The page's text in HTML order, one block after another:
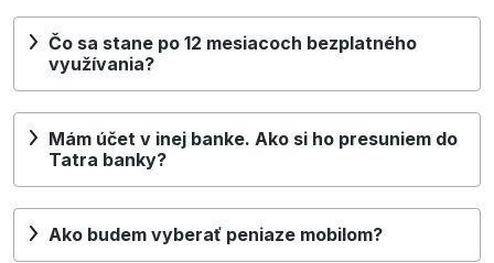
Čo sa stane po 12 mesiacoch bezplatného
využívania?
Mám účet v inej banke. Ako si ho presuniem do
Tatra banky?
Ako budem vyberať peniaze mobilom?